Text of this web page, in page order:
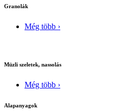
Granolák
Még több ›
Müzli szeletek, nassolás
Még több ›
Alapanyagok